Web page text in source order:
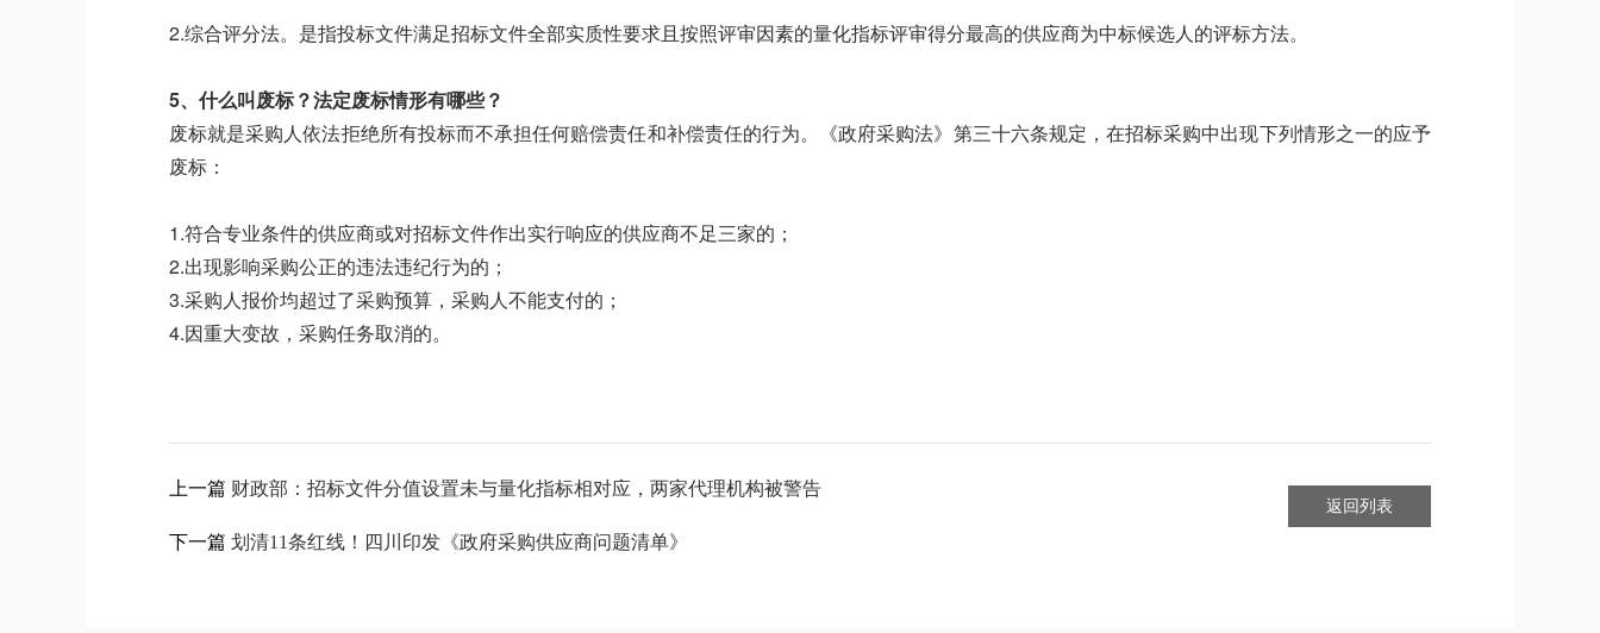
2.综合评分法。是指投标文件满足招标文件全部实质性要求且按照评审因素的量化指标评审得分最高的供应商为中标候选人的评标方法。
5、什么叫废标？法定废标情形有哪些？
废标就是采购人依法拒绝所有投标而不承担任何赔偿责任和补偿责任的行为。《政府采购法》第三十六条规定，在招标采购中出现下列情形之一的应予
废标：
1.符合专业条件的供应商或对招标文件作出实行响应的供应商不足三家的；
2.出现影响采购公正的违法违纪行为的；
3.采购人报价均超过了采购预算，采购人不能支付的；
4.因重大变故，采购任务取消的。
上一篇 财政部：招标文件分值设置未与量化指标相对应，两家代理机构被警告
下一篇 划清11条红线！四川印发《政府采购供应商问题清单》
返回列表